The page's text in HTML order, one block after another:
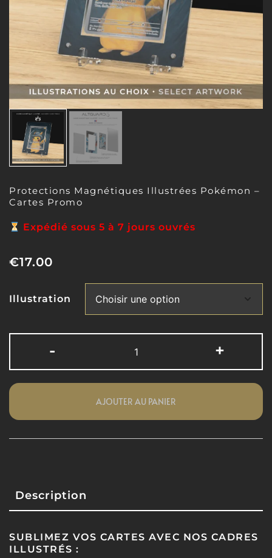
Protections Magnétiques Illustrées Pokémon –
Cartes Promo
Expédié sous 5 à 7 jours ouvrés
€17.00
Illustration
- +
AJOUTER AU PANIER
Description
SUBLIMEZ VOS CARTES AVEC NOS CADRES
ILLUSTRÉS :